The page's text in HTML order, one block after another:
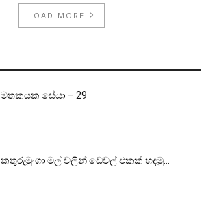
LOAD MORE
මතකයක සේයා – 29
කතුරුමුංගා මල් වලින් ඩෙවල් එකක් හදමු…